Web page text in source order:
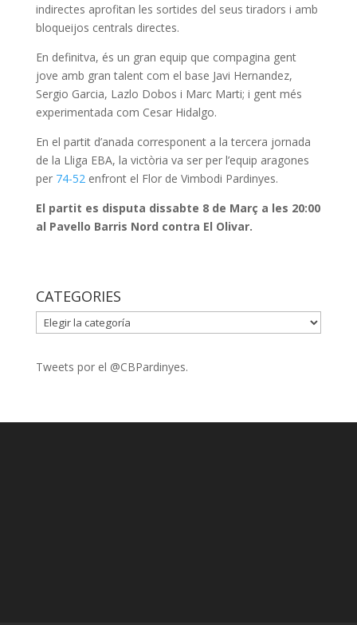
indirectes aprofitan les sortides del seus tiradors i amb
bloqueijos centrals directes.
En definitva, és un gran equip que compagina gent
jove amb gran talent com el base Javi Hernandez,
Sergio Garcia, Lazlo Dobos i Marc Marti; i gent més
experimentada com Cesar Hidalgo.
En el partit d’anada corresponent a la tercera jornada
de la Lliga EBA, la victòria va ser per l’equip aragones
per 74-52 enfront el Flor de Vimbodi Pardinyes.
El partit es disputa dissabte 8 de Març a les 20:00
al Pavello Barris Nord contra El Olivar.
CATEGORIES
CATEGORIES
Tweets por el @CBPardinyes.